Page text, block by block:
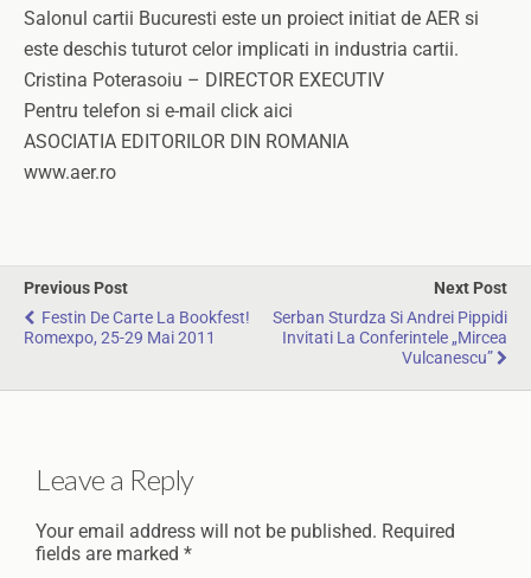
Salonul cartii Bucuresti este un proiect initiat de AER si
este deschis tuturot celor implicati in industria cartii.
Cristina Poterasoiu – DIRECTOR EXECUTIV
Pentru telefon si e-mail click aici
ASOCIATIA EDITORILOR DIN ROMANIA
www.aer.ro
Previous Post
Festin De Carte La Bookfest!
Romexpo, 25-29 Mai 2011
Next Post
Serban Sturdza Si Andrei Pippidi
Invitati La Conferintele „Mircea
Vulcanescu”
Leave a Reply
Your email address will not be published. Required
fields are marked *